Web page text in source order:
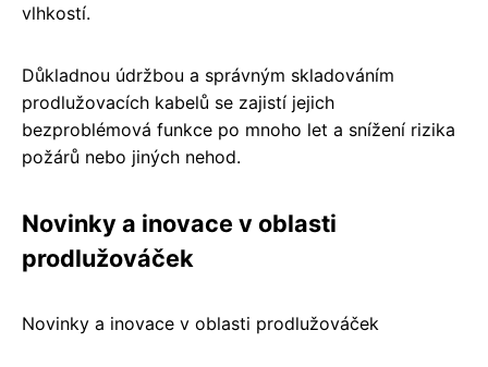
vlhkostí.
Důkladnou údržbou a správným skladováním
prodlužovacích kabelů se zajistí jejich
bezproblémová funkce po mnoho let a snížení rizika
požárů nebo jiných nehod.
Novinky a inovace v oblasti
prodlužováček
Novinky a inovace v oblasti prodlužováček